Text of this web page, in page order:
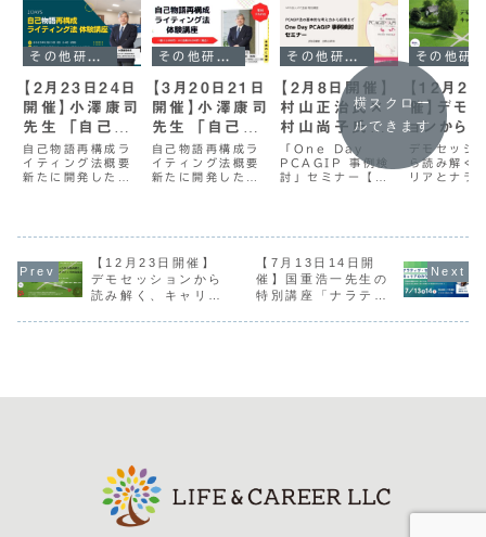
その他研修等
【2月23日24日
開催】小澤康司
先生 「自己物
語再構成ライテ
ィング法」体験
講座（2日間）
自己物語再構成ラ
イティング法概要
新たに開発した
て、これまでの
「自己物語」とは
矛盾する「ユニー
クな結果（忘れて
その他研修等
【3月20日21日
開催】小澤康司
先生 「自己物
語再構成ライテ
ィング法」体験
講座（2日間）
自己物語再構成ラ
イティング法概要
新たに開発した
て、これまでの
「自己物語」とは
矛盾する「ユニー
クな結果（忘れて
その他研修等
【2月8日開催】
村山正治氏×
村山尚子氏
「One Day
PCAGIP 事
例検討」セミナ
「One Day
PCAGIP 事例検
討」セミナー【講
ラボ レイティヴ・
カウンセリング」
のワークショップ
を実施しました。
【12月23
催】デモ
ョンから
く、キャリ
ラティヴ
点
デモセッシ
ら読み解く
リアとナラ
リングの実
て来たスタ
（浅野、小
横スクロー
ルできます
【12月23日開催】
デモセッションから
読み解く、キャリア
【7月13日14日開
催】国重浩一先生の
特別講座「ナラティ